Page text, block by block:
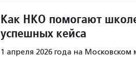
Как НКО помогают
успешных кейса
1 апреля 2026 года на